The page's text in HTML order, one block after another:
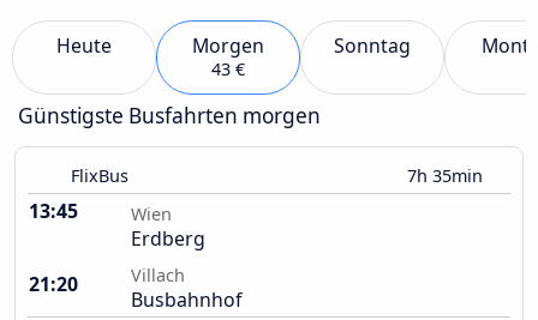
Heute Morgen
43 €
Sonntag
Günstigste Busfahrten morgen
FlixBus 7h 35min
13:45 Wien
Erdberg
21:20
Villach
Busbahnhof